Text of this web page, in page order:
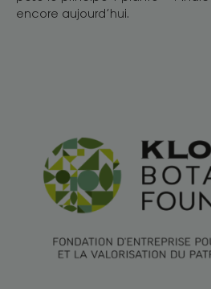
encore aujourd’hui.